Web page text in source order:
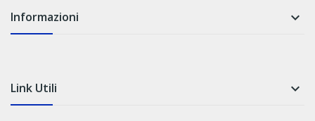
Informazioni 
Link Utili 